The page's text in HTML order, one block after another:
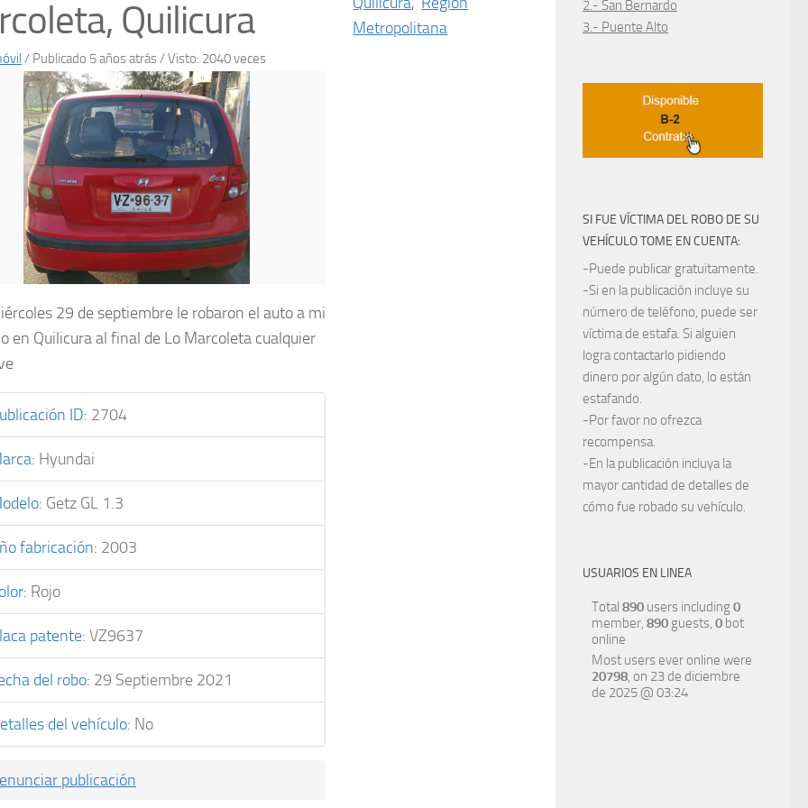
Quilicura
/ Publicado 5 años atrás/ Visto: 2040 veces
29 de septiembre le robaron el auto a mi
en Quilicura al final de Lo Marcoleta cualquier
ID: 2704
: Hyundai
: Getz GL 1.3
fabricación: 2003
: Rojo
patente: VZ9637
del robo: 29 Septiembre 2021
del vehículo: No
publicación
Metropolitana
2.- San Bernardo
3.- Puente Alto
SI FUE VÍCTIMA DEL ROBO DE SU
VEHÍCULO TOME EN CUENTA:
-Puede publicar gratuitamente.
-Si en la publicación incluye su
número de teléfono, puede ser
víctima de estafa. Si alguien
logra contactarlo pidiendo
dinero por algún dato, lo están
estafando.
-Por favor no ofrezca
recompensa.
-En la publicación incluya la
mayor cantidad de detalles de
cómo fue robado su vehículo.
USUARIOS EN LINEA
Total 890 users including0
member, 890 guests, 0 bot
online
Most users ever online were
20798, on 23 de diciembre
de 2025 @ 03:24